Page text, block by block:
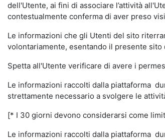
dell'Utente, ai fini di associare l’attività
contestualmente conferma di aver preso
Le informazioni che gli Utenti del sito
volontariamente, esentando il presente
Spetta all'Utente verificare di avere i
Le informazioni raccolti dalla piattaforma
strettamente necessario a svolgere le
[* I 30 giorni devono considerarsi come
Le informazioni raccolti dalla piattaforma